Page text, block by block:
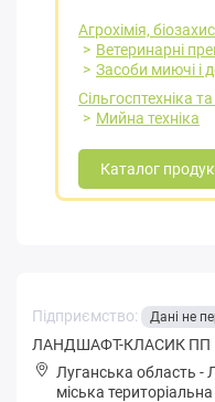
Агрохімія,
Ветеринарні
Засоби миючі і
Сільгосптехніка
Мийна техніка
Каталог
Підприємство: Дані не
ЛАНДШАФТ-КЛАСИК ПП
Луганська область -
міська